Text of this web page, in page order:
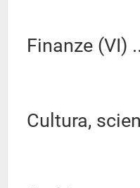
Finanze (VI)
Cultura,